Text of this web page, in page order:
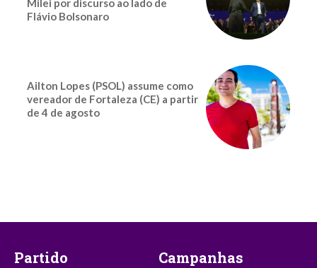
Milei por discurso ao lado de
Flávio Bolsonaro
Ailton Lopes (PSOL) assume como
vereador de Fortaleza (CE) a partir
de 4 de agosto
Partido Campanhas